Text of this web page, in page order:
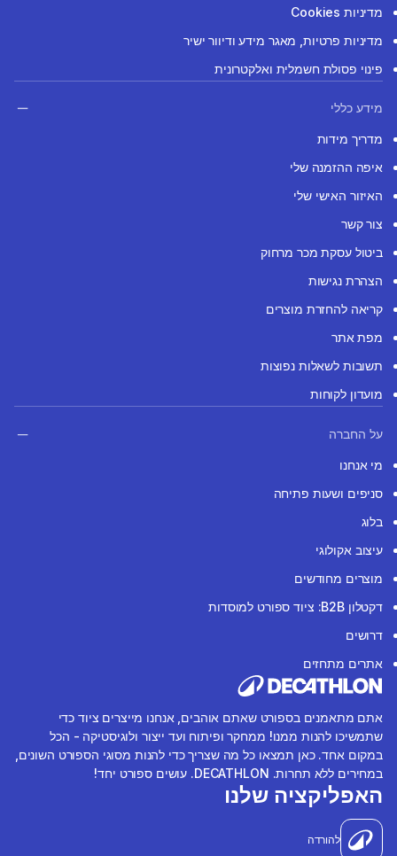
מדיניות Cookies
מדיניות פרטיות, מאגר מידע ודיוור ישיר
פינוי פסולת חשמלית ואלקטרונית
מידע כללי
מדריך מידות
איפה ההזמנה שלי
האיזור האישי שלי
צור קשר
ביטול עסקת מכר מרחוק
הצהרת נגישות
קריאה להחזרת מוצרים
מפת אתר
תשובות לשאלות נפוצות
מועדון לקוחות
על החברה
מי אנחנו
סניפים ושעות פתיחה
בלוג
עיצוב אקולוגי
מוצרים מחודשים
דקטלון B2B: ציוד ספורט למוסדות
דרושים
אתרים מתחזים
אתם מתאמנים בספורט שאתם אוהבים, אנחנו מייצרים ציוד כדי
שתמשיכו להנות ממנו! ממחקר ופיתוח ועד ייצור ולוגיסטיקה - הכל
במקום אחד. כאן תמצאו כל מה שצריך כדי להנות מסוגי הספורט השונים,
במחירים ללא תחרות. DECATHLON. עושים ספורט יחד!
האפליקציה שלנו
להורדה